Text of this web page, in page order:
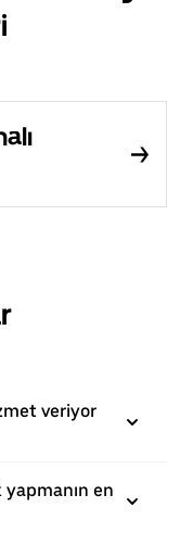
veriyor
en